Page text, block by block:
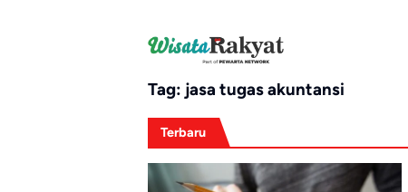
Tag: jasa tugas akuntansi
Terbaru